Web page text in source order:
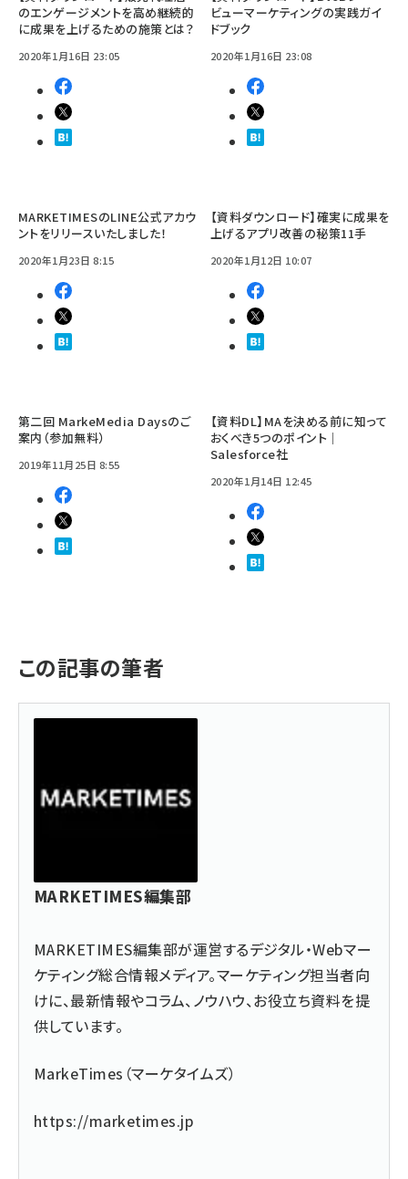
のエンゲージメントを高め継続的
に成果を上げるための施策とは？
2020年1月16日 23:05
ビューマーケティングの実践ガイ
ドブック
2020年1月16日 23:08
MARKETIMESのLINE公式アカウ
ントをリリースいたしました！
2020年1月23日 8:15
【資料ダウンロード】確実に成果を
上げるアプリ改善の秘策11手
2020年1月12日 10:07
第二回 MarkeMedia Daysのご
案内（参加無料）
2019年11月25日 8:55
【資料DL】MAを決める前に知って
おくべき5つのポイント｜
Salesforce社
2020年1月14日 12:45
この記事の筆者
MARKETIMES編集部
MARKETIMES編集部が運営するデジタル・Webマー
ケティング総合情報メディア。マーケティング担当者向
けに、最新情報やコラム、ノウハウ、お役立ち資料を提
供しています。
MarkeTimes（マーケタイムズ）
https://marketimes.jp